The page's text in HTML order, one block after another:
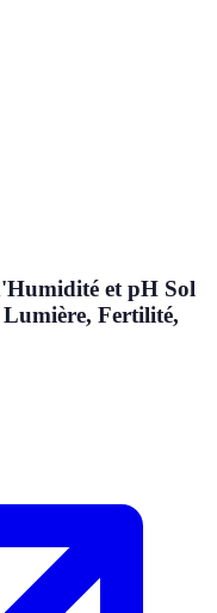
et pH Sol
Fertilité,